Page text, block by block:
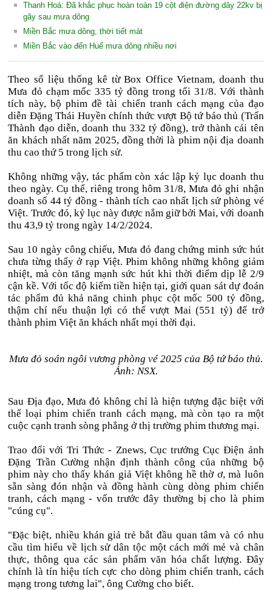
Thanh Hoá: Đã khắc phục hoàn toàn 19 cột điện đường dây 22kv bị
gãy sau mưa dông
Miền Bắc mưa dông, thời tiết mát
Miền Bắc vào đến Huế mưa dông nhiều nơi
Theo số liệu thống kê từ Box Office Vietnam, doanh thu
Mưa đỏ chạm mốc 335 tỷ đồng trong tối 31/8. Với thành
tích này, bộ phim đề tài chiến tranh cách mạng của đạo
diễn Đặng Thái Huyền chính thức vượt Bộ tứ báo thủ (Trấn
Thành đạo diễn, doanh thu 332 tỷ đồng), trở thành cái tên
ăn khách nhất năm 2025, đồng thời là phim nội địa doanh
thu cao thứ 5 trong lịch sử.
Không những vậy, tác phẩm còn xác lập kỷ lục doanh thu
theo ngày. Cụ thể, riêng trong hôm 31/8, Mưa đỏ ghi nhận
doanh số 44 tỷ đồng - thành tích cao nhất lịch sử phòng vé
Việt. Trước đó, kỷ lục này được nắm giữ bởi Mai, với doanh
thu 43,9 tỷ trong ngày 14/2/2024.
Sau 10 ngày công chiếu, Mưa đỏ đang chứng minh sức hút
chưa từng thấy ở rạp Việt. Phim không những không giảm
nhiệt, mà còn tăng mạnh sức hút khi thời điểm dịp lễ 2/9
cận kề. Với tốc độ kiếm tiền hiện tại, giới quan sát dự đoán
tác phẩm đủ khả năng chinh phục cột mốc 500 tỷ đồng,
thậm chí nếu thuận lợi có thể vượt Mai (551 tỷ) để trở
thành phim Việt ăn khách nhất mọi thời đại.
Mưa đỏ soán ngôi vương phòng vé 2025 của Bộ tứ báo thủ.
Ảnh: NSX.
Sau Địa đạo, Mưa đỏ không chỉ là hiện tượng đặc biệt với
thể loại phim chiến tranh cách mạng, mà còn tạo ra một
cuộc cạnh tranh sòng phẳng ở thị trường phim thương mại.
Trao đổi với Tri Thức - Znews, Cục trưởng Cục Điện ảnh
Đặng Trần Cường nhận định thành công của những bộ
phim này cho thấy khán giả Việt không hề thờ ơ, mà luôn
sẵn sàng đón nhận và đồng hành cùng dòng phim chiến
tranh, cách mạng - vốn trước đây thường bị cho là phim
"cúng cụ".
"Đặc biệt, nhiều khán giả trẻ bắt đầu quan tâm và có nhu
cầu tìm hiểu về lịch sử dân tộc một cách mới mẻ và chân
thực, thông qua các sản phẩm văn hóa chất lượng. Đây
chính là tín hiệu tích cực cho dòng phim chiến tranh, cách
mạng trong tương lai", ông Cường cho biết.